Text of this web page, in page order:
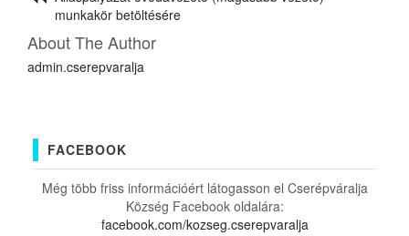
munkakör betöltésére
About The Author
admin.cserepvaralja
FACEBOOK
Még több friss információért látogasson el Cserépváralja
Község Facebook oldalára:
facebook.com/kozseg.cserepvaralja